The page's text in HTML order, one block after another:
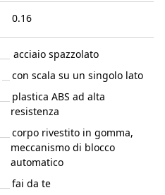
0.16
acciaio spazzolato
con scala su un singolo lato
plastica ABS ad alta
resistenza
corpo rivestito in gomma,
meccanismo di blocco
automatico
fai da te